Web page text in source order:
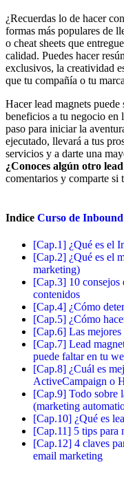
¿Recuerdas lo de hacer
formas más populares de
o cheat sheets que
calidad. Puedes hacer
exclusivos, la creatividad
que tu compañía o tu
Hacer lead magnets puede
beneficios a tu negocio en
paso para iniciar la
ejecutado, llevará a tus
servicios y a darte una
¿Conoces algún otro
comentarios y comparte si
Indice Curso de
[Cap.1] ¿Qué es el
[Cap.2] ¿Qué es el
marketing)
[Cap.3] 10 consejos
contenidos
[Cap.4] ¿Cómo
[Cap.5] ¿Cómo
[Cap.6] Las
[Cap.7] Lead
puede faltar en tu
[Cap.8] ¿Cuál es
ActiveCampaign o
[Cap.9] Todo sobre
(marketing
[Cap.10] ¿Qué es
[Cap.11] 5 tips para
[Cap.12] 4 claves
email marketing